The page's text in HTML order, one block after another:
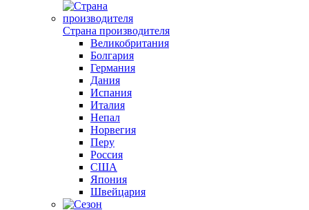
Страна производителя
Великобритания
Болгария
Германия
Дания
Испания
Италия
Непал
Норвегия
Перу
Россия
США
Япония
Швейцария